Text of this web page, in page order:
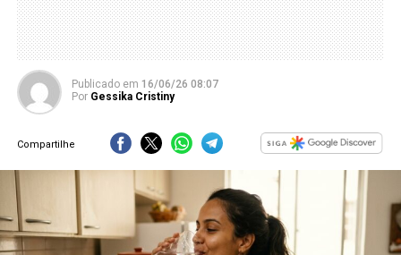
Publicado em 16/06/26 08:07
Por Gessika Cristiny
Compartilhe